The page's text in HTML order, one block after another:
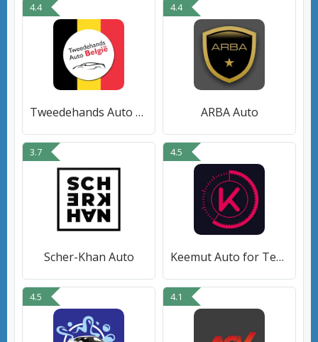
4.4
Tweedehands Auto België
4.4
ARBA Auto
3.7
Scher-Khan Auto
4.5
Keemut Auto for Tesla
4.5 4.1